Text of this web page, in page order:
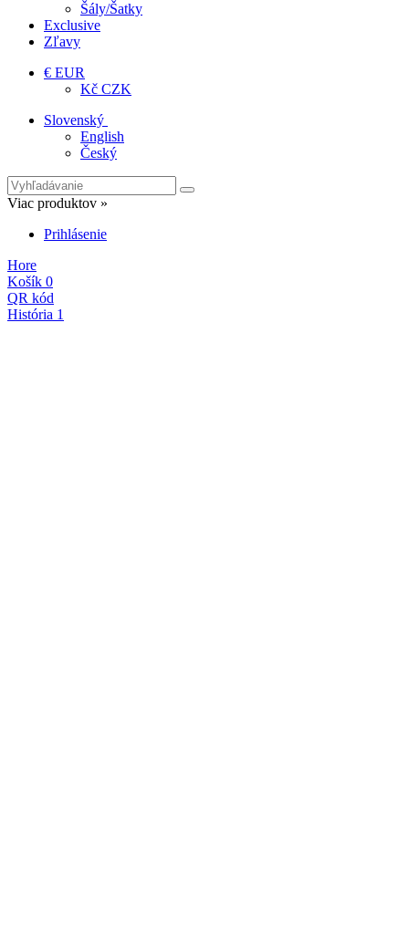
Šály/Šatky
Exclusive
Zľavy
€ EUR
Kč CZK
Slovenský
English
Český
Viac produktov »
Prihlásenie
Hore
Košík 0
QR kód
História 1